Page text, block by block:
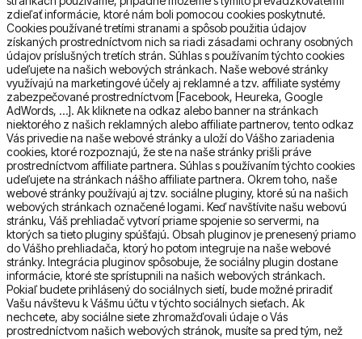
zdieľať informácie, ktoré nám boli pomocou cookies poskytnuté.
Cookies používané tretími stranami a spôsob použitia údajov
získaných prostredníctvom nich sa riadi zásadami ochrany osobných
údajov príslušných tretích strán. Súhlas s používaním týchto cookies
udeľujete na našich webových stránkach. Naše webové stránky
využívajú na marketingové účely aj reklamné a tzv. affiliate systémy
zabezpečované prostredníctvom [Facebook, Heureka, Google
AdWords, …]. Ak kliknete na odkaz alebo banner na stránkach
niektorého z našich reklamných alebo affiliate partnerov, tento odkaz
Vás privedie na naše webové stránky a uloží do Vášho zariadenia
cookies, ktoré rozpoznajú, že ste na naše stránky prišli práve
prostredníctvom affiliate partnera. Súhlas s používaním týchto cookies
udeľujete na stránkach nášho affiliate partnera. Okrem toho, naše
webové stránky používajú aj tzv. sociálne pluginy, ktoré sú na našich
webových stránkach označené logami. Keď navštívite našu webovú
stránku, Váš prehliadač vytvorí priame spojenie so servermi, na
ktorých sa tieto pluginy spúšťajú. Obsah pluginov je prenesený priamo
do Vášho prehliadača, ktorý ho potom integruje na naše webové
stránky. Integrácia pluginov spôsobuje, že sociálny plugin dostane
informácie, ktoré ste sprístupnili na našich webových stránkach.
Pokiaľ budete prihlásený do sociálnych sietí, bude možné priradiť
Vašu návštevu k Vášmu účtu v týchto sociálnych sieťach. Ak
nechcete, aby sociálne siete zhromažďovali údaje o Vás
prostredníctvom našich webových stránok, musíte sa pred tým, než